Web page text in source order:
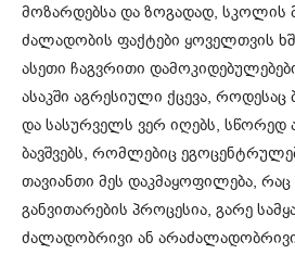
მოზარდებსა და ზოგადად, სკოლის
ძალადობის ფაქტები ყოველთვის
ასეთი ჩაგვრითი
ასაკში აგრესიული ქცევა,
და სასურველს ვერ იღებს, სწორედ
ბავშვებს, რომლებიც
თავიანთი მეს დაკმაყოფილება,
განვითარების პროცესია, გარე
ძალადობრივი ან